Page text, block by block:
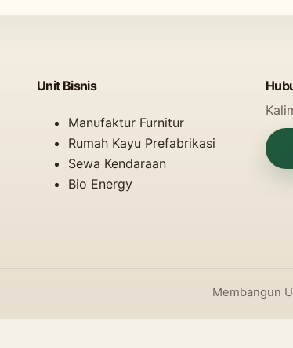
Unit Bisnis
Manufaktur Furnitur
Rumah Kayu Prefabrikasi
Sewa Kendaraan
Bio Energy
Membangun